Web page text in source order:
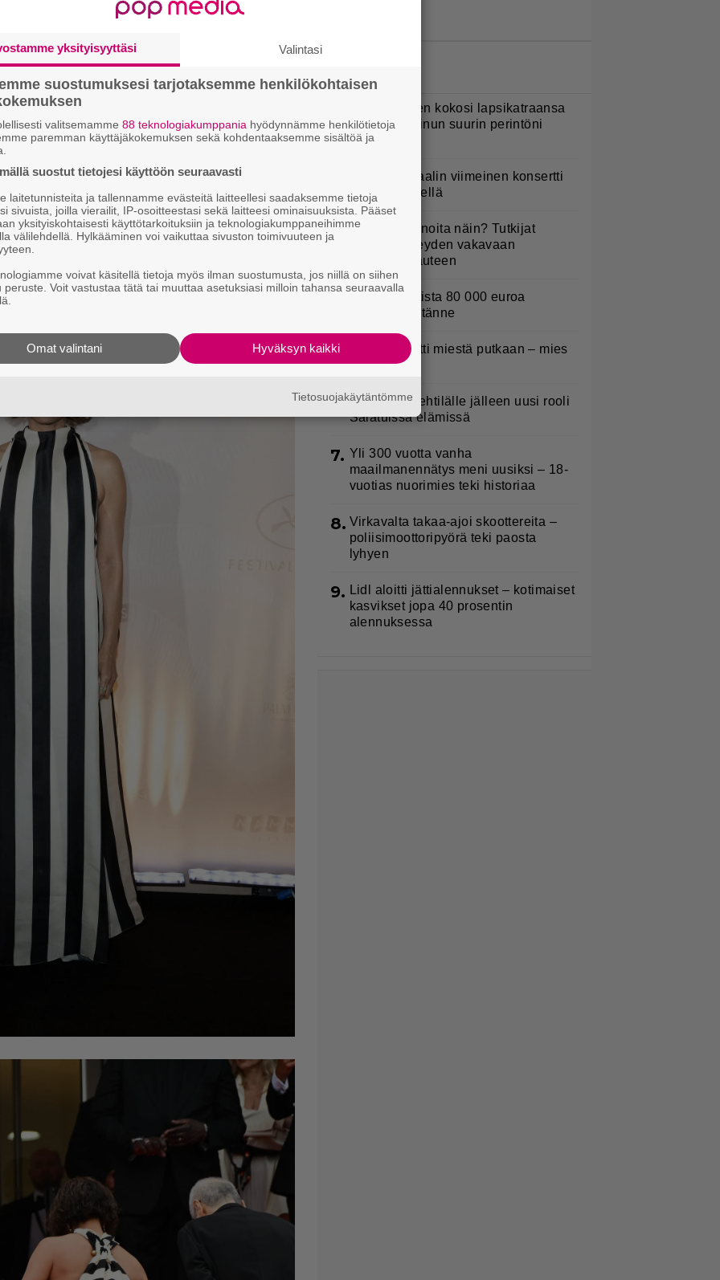
erittäin korkeilla koroilla varustetuilla
silauksen.
asusta näet alta.
Jani Sievinen kokosi lapsikatraansa
yhteen – ”Minun suurin perintöni
heille”
Eppu Normaalin viimeinen konsertti
esitetään Ylellä
3. Syötkö perunoita näin? Tutkijat
löysivät yhteyden vakavaan
kansansairauteen
Eurojackpotista 80 000 euroa
Suomeen – tänne
5.
Poliisi kuljetti miestä putkaan – mies
kuoli
6. IL: Teemu Lehtilälle jälleen uusi rooli
Salatuissa elämissä
7. Yli 300 vuotta vanha
maailmanennätys meni uusiksi – 18-
vuotias nuorimies teki historiaa
8. Virkavalta takaa-ajoi skoottereita –
poliisimoottoripyörä teki paosta
lyhyen
9. Lidl aloitti jättialennukset – kotimaiset
kasvikset jopa 40 prosentin
alennuksessa
yksityisyyttäsi Valintasi
suostumuksesi tarjotaksemme henkilökohtaisen
valitsemamme 88 teknologiakumppania hyödynnämme henkilötietoja
paremman käyttäjäkokemuksen sekä kohdentaaksemme sisältöä ja
suostut tietojesi käyttöön seuraavasti
laitetunnisteita ja tallennamme evästeitä laitteellesi saadaksemme tietoja
sivuista, joilla vierailit, IP-osoitteestasi sekä laitteesi ominaisuuksista. Pääset
yksityiskohtaisesti käyttötarkoituksiin ja teknologiakumppaneihimme
välilehdellä. Hylkääminen voi vaikuttaa sivuston toimivuuteen ja
voivat käsitellä tietoja myös ilman suostumusta, jos niillä on siihen
peruste. Voit vastustaa tätä tai muuttaa asetuksiasi milloin tahansa seuraavalla
Hyväksyn kaikki
Omat valintani
Tietosuojakäytäntömme